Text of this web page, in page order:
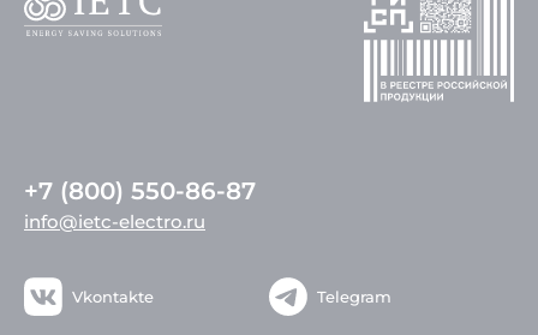
+7 (800) 550-86-87
info@ietc-electro.ru
Vkontakte Telegram